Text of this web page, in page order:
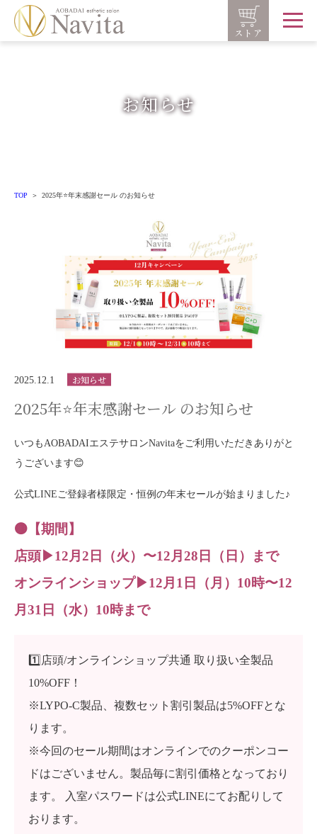
ストア
お知らせ
TOP 2025年⭐️年末感謝セール のお知らせ
2025.12.1 お知らせ
2025年⭐️年末感謝セール のお知らせ
いつもAOBADAIエステサロンNavitaをご利用いただきありがと
うございます😊
公式LINEご登録者様限定・恒例の年末セールが始まりました♪
🟤【期間】
店頭▶︎12月2日（火）〜12月28日（日）まで
オンラインショップ▶︎12月1日（月）10時〜12
月31日（水）10時まで
1️⃣店頭/オンラインショップ共通 取り扱い全製品
10%OFF！
※LYPO-C製品、複数セット割引製品は5%OFFとな
ります。
※今回のセール期間はオンラインでのクーポンコー
ドはございません。製品毎に割引価格となっており
ます。 入室パスワードは公式LINEにてお配りして
おります。